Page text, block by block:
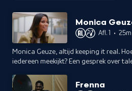
Monica
Afl. 1 • 25m
Monica Geuze, altijd keeping it real.
iedereen meekijkt? Een gesprek over
Purno.
Frenna